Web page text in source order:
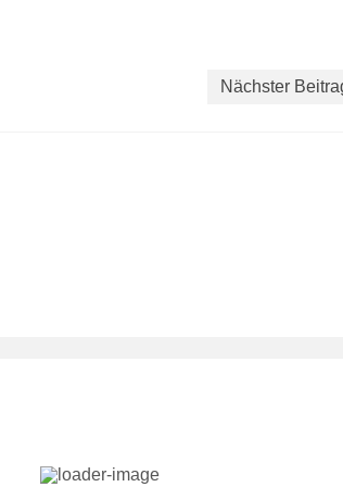
Nächster